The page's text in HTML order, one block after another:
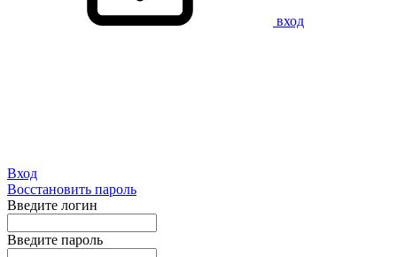
вход
Вход
Восстановить пароль
Введите логин
Введите пароль